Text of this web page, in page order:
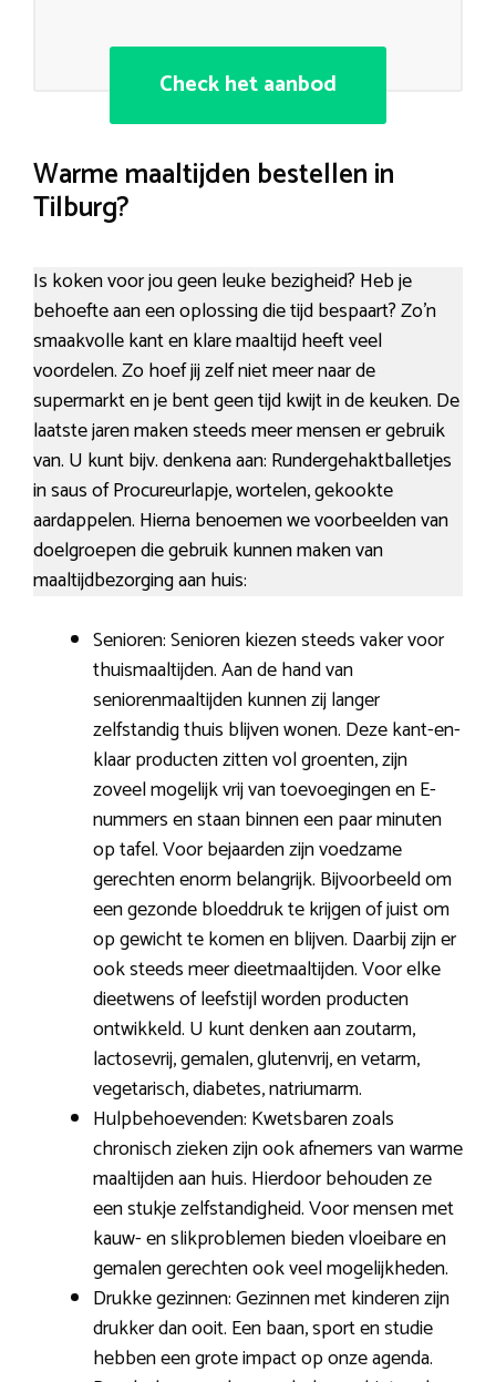
Check het aanbod
Warme maaltijden bestellen in
Tilburg?
Is koken voor jou geen leuke bezigheid? Heb je
behoefte aan een oplossing die tijd bespaart? Zo’n
smaakvolle kant en klare maaltijd heeft veel
voordelen. Zo hoef jij zelf niet meer naar de
supermarkt en je bent geen tijd kwijt in de keuken. De
laatste jaren maken steeds meer mensen er gebruik
van. U kunt bijv. denkena aan: Rundergehaktballetjes
in saus of Procureurlapje, wortelen, gekookte
aardappelen. Hierna benoemen we voorbeelden van
doelgroepen die gebruik kunnen maken van
maaltijdbezorging aan huis:
Senioren: Senioren kiezen steeds vaker voor
thuismaaltijden. Aan de hand van
seniorenmaaltijden kunnen zij langer
zelfstandig thuis blijven wonen. Deze kant-en-
klaar producten zitten vol groenten, zijn
zoveel mogelijk vrij van toevoegingen en E-
nummers en staan binnen een paar minuten
op tafel. Voor bejaarden zijn voedzame
gerechten enorm belangrijk. Bijvoorbeeld om
een gezonde bloeddruk te krijgen of juist om
op gewicht te komen en blijven. Daarbij zijn er
ook steeds meer dieetmaaltijden. Voor elke
dieetwens of leefstijl worden producten
ontwikkeld. U kunt denken aan zoutarm,
lactosevrij, gemalen, glutenvrij, en vetarm,
vegetarisch, diabetes, natriumarm.
Hulpbehoevenden: Kwetsbaren zoals
chronisch zieken zijn ook afnemers van warme
maaltijden aan huis. Hierdoor behouden ze
een stukje zelfstandigheid. Voor mensen met
kauw- en slikproblemen bieden vloeibare en
gemalen gerechten ook veel mogelijkheden.
Drukke gezinnen: Gezinnen met kinderen zijn
drukker dan ooit. Een baan, sport en studie
hebben een grote impact op onze agenda.